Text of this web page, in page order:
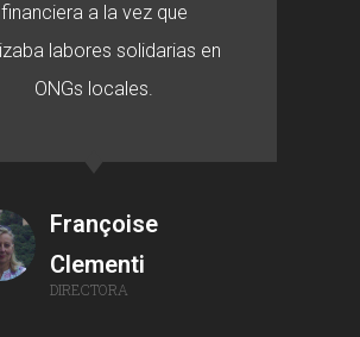
financiera a la vez que
labores solidarias en
ONGs locales.
Françoise
Clementi
DIRECTORA